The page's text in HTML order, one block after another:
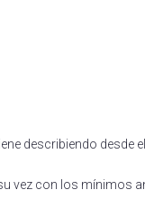
describiendo desde
vez con los mínimos